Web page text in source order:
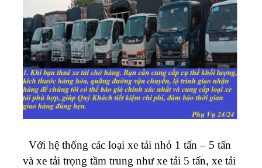
Với hệ thống các loại xe tải nhỏ 1 tấn – 5 tấn
và xe tải trọng tầm trung như xe tải 5 tấn, xe tải